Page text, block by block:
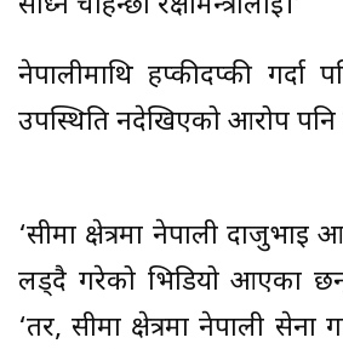
नेपालीमाथि हप्कीदप्की गर्दा
उपस्थिति नदेखिएको आरोप
‘सीमा क्षेत्रमा नेपाली
लड्दै गरेको भिडियो आएका
‘तर, सीमा क्षेत्रमा नेपाली